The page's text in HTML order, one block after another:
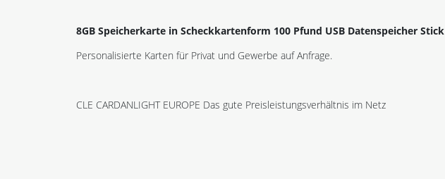
8GB Speicherkarte in Scheckkartenform 100 Pfund USB Datenspeicher Stick
Personalisierte Karten für Privat und Gewerbe auf Anfrage.
CLE CARDANLIGHT EUROPE Das gute Preisleistungsverhältnis im Netz